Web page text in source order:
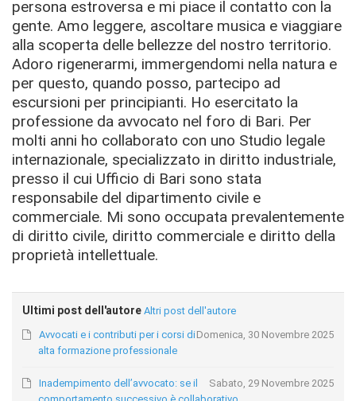
persona estroversa e mi piace il contatto con la
gente. Amo leggere, ascoltare musica e viaggiare
alla scoperta delle bellezze del nostro territorio.
Adoro rigenerarmi, immergendomi nella natura e
per questo, quando posso, partecipo ad
escursioni per principianti. Ho esercitato la
professione da avvocato nel foro di Bari. Per
molti anni ho collaborato con uno Studio legale
internazionale, specializzato in diritto industriale,
presso il cui Ufficio di Bari sono stata
responsabile del dipartimento civile e
commerciale. Mi sono occupata prevalentemente
di diritto civile, diritto commerciale e diritto della
proprietà intellettuale.
Ultimi post dell'autore Altri post dell'autore
Domenica, 30 Novembre 2025
Avvocati e i contributi per i corsi di
alta formazione professionale
Sabato, 29 Novembre 2025
Inadempimento dell’avvocato: se il